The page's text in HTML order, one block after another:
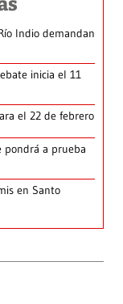
Indio demandan
inicia el 11
el 22 de febrero
pondrá a prueba
en Santo